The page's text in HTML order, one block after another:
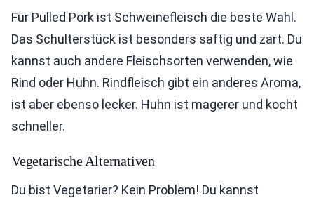
Für Pulled Pork ist Schweinefleisch die beste Wahl.
Das Schulterstück ist besonders saftig und zart. Du
kannst auch andere Fleischsorten verwenden, wie
Rind oder Huhn. Rindfleisch gibt ein anderes Aroma,
ist aber ebenso lecker. Huhn ist magerer und kocht
schneller.
Vegetarische Alternativen
Du bist Vegetarier? Kein Problem! Du kannst